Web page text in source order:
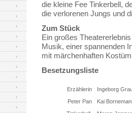
die kleine Fee Tinkerbell,
die verlorenen Jungs und
Zum Stück
Ein großes
Musik, einer spannenden
mit märchenhaften
Besetzungsliste
Erzählerin
Ingeborg
Peter Pan
Kai